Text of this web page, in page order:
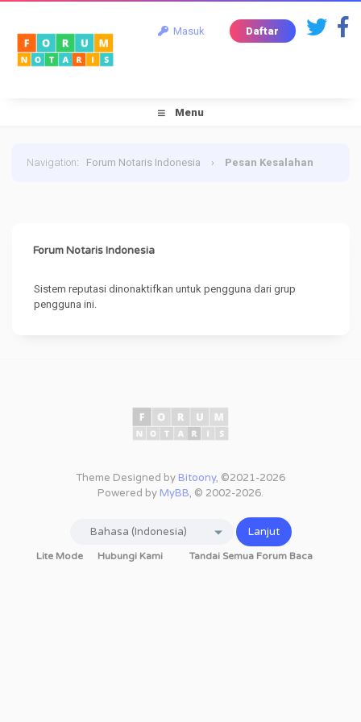
Masuk Daftar
Menu
Navigation: Forum Notaris Indonesia › Pesan Kesalahan
Forum Notaris Indonesia
Sistem reputasi dinonaktifkan untuk pengguna dari grup
pengguna ini.
Theme Designed by Bitoony, ©2021-2026
Powered by MyBB, © 2002-2026.
Lite Mode Hubungi Kami Tandai Semua Forum Baca